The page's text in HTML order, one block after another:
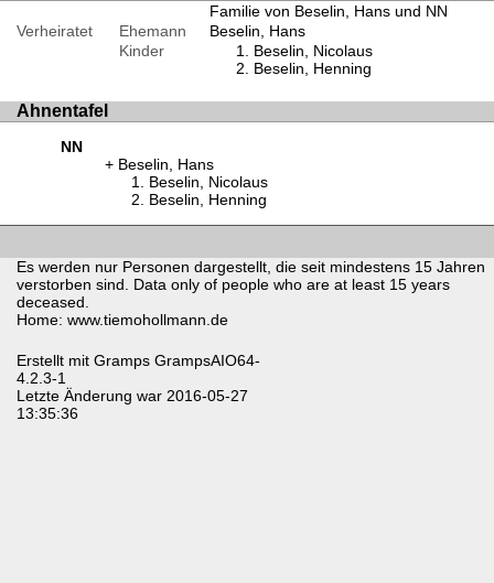
Familie von Beselin, Hans und NN
Verheiratet
Ehemann
Beselin, Hans
Kinder
Beselin, Nicolaus
Beselin, Henning
Ahnentafel
NN
Beselin, Hans
Beselin, Nicolaus
Beselin, Henning
Es werden nur Personen dargestellt, die seit mindestens 15 Jahren
verstorben sind. Data only of people who are at least 15 years
deceased.
Home: www.tiemohollmann.de
Erstellt mit Gramps GrampsAIO64-
4.2.3-1
Letzte Änderung war 2016-05-27
13:35:36